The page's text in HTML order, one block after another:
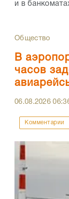
и в
Общество
В
часов
06.08.2026
Комментарии